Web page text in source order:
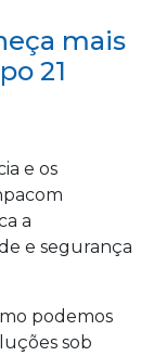
mais
21
e os
a
e segurança
podemos
sob